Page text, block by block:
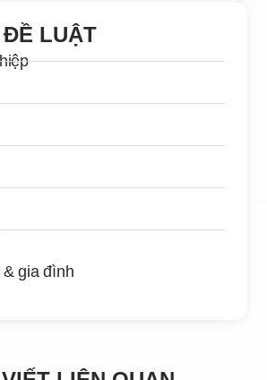
ĐỀ LUẬT
gia đình